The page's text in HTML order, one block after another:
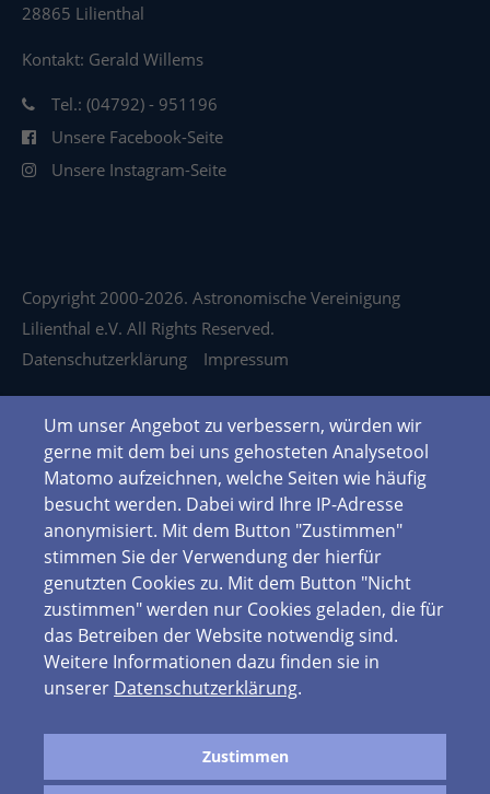
28865 Lilienthal
Kontakt: Gerald Willems
Tel.: (04792) - 951196
Unsere Facebook-Seite
Unsere Instagram-Seite
Copyright 2000-2026. Astronomische Vereinigung
Lilienthal e.V. All Rights Reserved.
Datenschutzerklärung
Impressum
Um unser Angebot zu verbessern, würden wir
gerne mit dem bei uns gehosteten Analysetool
Matomo aufzeichnen, welche Seiten wie häufig
besucht werden. Dabei wird Ihre IP-Adresse
anonymisiert. Mit dem Button "Zustimmen"
stimmen Sie der Verwendung der hierfür
genutzten Cookies zu. Mit dem Button "Nicht
zustimmen" werden nur Cookies geladen, die für
das Betreiben der Website notwendig sind.
Weitere Informationen dazu finden sie in
unserer Datenschutzerklärung.
Zustimmen